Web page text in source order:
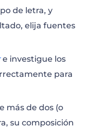
de letra, y
elija fuentes
e investigue los
para
más de dos (o
su composición